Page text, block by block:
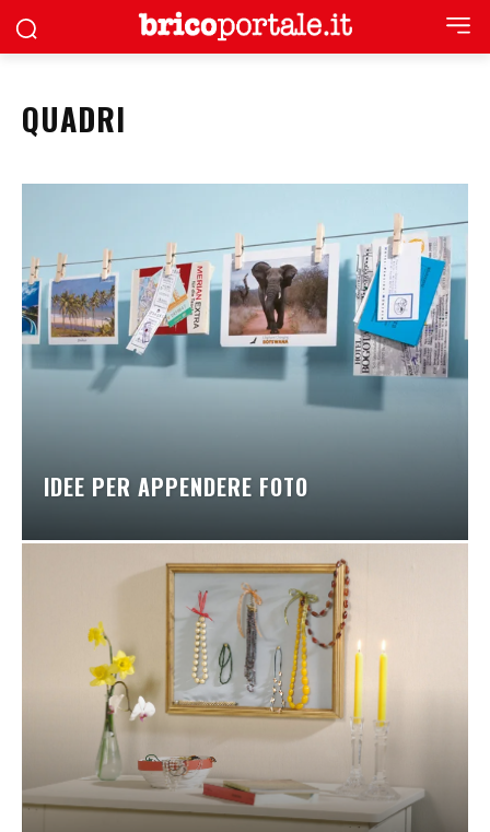
QUADRI
IDEE PER APPENDERE FOTO